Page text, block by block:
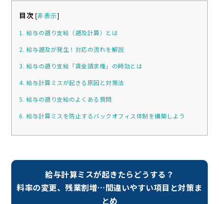
目次 [非表示]
1. 給与の遡り支給（遡及計算）とは
2. 給与遡及が発生！対応の流れを解説
3. 給与の遡り支給「賃金請求権」の時効とは
4. 給与計算ミスが起きる原因と対策法
5. 給与の遡り支給のよくある質問
6. 給与計算ミスを防止するバックオフィス体制を構築しよう
給与計算ミスが起きたらどうする？
料率の変更、残業割増…間違いやすい項目と対策ま
とめ